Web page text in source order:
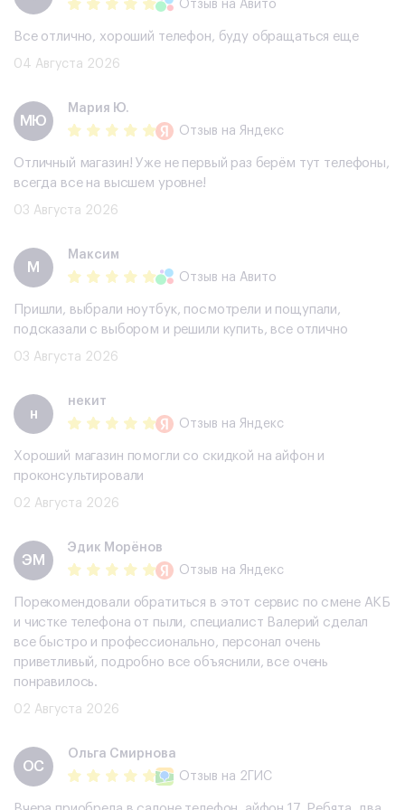
Отзыв на Авито
Все отлично, хороший телефон, буду обращаться еще
04 Августа 2026
МЮ
Мария Ю.
Отзыв на Яндекс
Отличный магазин! Уже не первый раз берём тут телефоны,
всегда все на высшем уровне!
03 Августа 2026
М
Максим
Отзыв на Авито
Пришли, выбрали ноутбук, посмотрели и пощупали,
подсказали с выбором и решили купить, все отлично
03 Августа 2026
н
некит
Отзыв на Яндекс
Хороший магазин помогли со скидкой на айфон и
проконсультировали
02 Августа 2026
ЭМ
Эдик Морёнов
Отзыв на Яндекс
Порекомендовали обратиться в этот сервис по смене АКБ
и чистке телефона от пыли, специалист Валерий сделал
все быстро и профессионально, персонал очень
приветливый, подробно все объяснили, все очень
понравилось.
02 Августа 2026
ОС
Ольга Смирнова
Отзыв на 2ГИС